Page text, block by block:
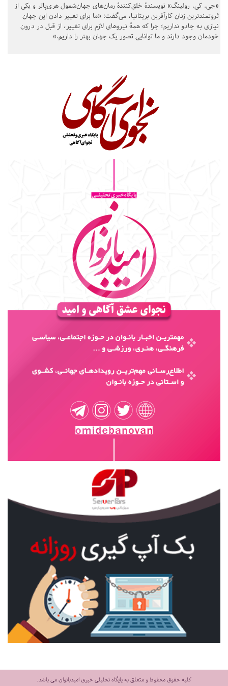
«جی. کی. رولینگ» نویسندهٔ خلق‌کنندهٔ رمان‌های جهان‌شمول هری‌پاتر و یکی از
ثروتمندترین زنان کارآفرین بریتانیا، می‌گفت: «ما برای تغییر دادن این جهان
نیازی به جادو نداریم؛ چرا که همهٔ نیروهای لازم برای تغییر، از قبل در درون
خودمان وجود دارند و ما توانایی تصور یک جهان بهتر را داریم.»
کلیه حقوق محفوظ و متعلق به پایگاه تحلیلی خبری امیدبانوان می باشد.